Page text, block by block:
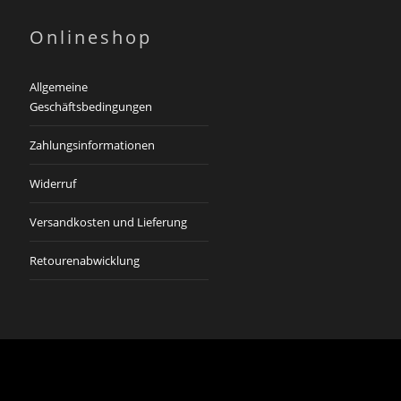
Onlineshop
Allgemeine
Geschäftsbedingungen
Zahlungsinformationen
Widerruf
Versandkosten und Lieferung
Retourenabwicklung